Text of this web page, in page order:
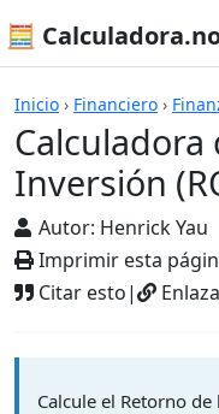
🧮
Inicio › Financiero ›
Calculadora
Inversión
Autor: Henrick Yau
Imprimir esta
Citar esto|
Calculadoras
Calcule el Retorno